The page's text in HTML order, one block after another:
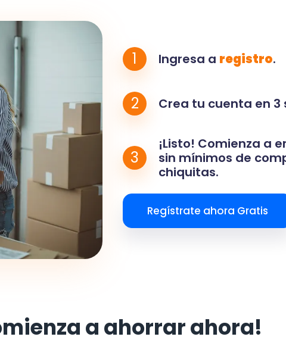
1 Ingresa a registro.
2 Crea tu cuenta en 3
3
¡Listo! Comienza a
sin mínimos de
chiquitas.
Regístrate ahora Gratis
a ahorrar ahora!